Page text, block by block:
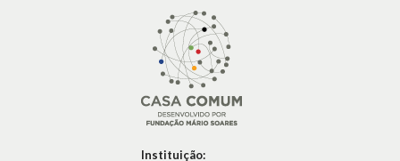
Instituição: